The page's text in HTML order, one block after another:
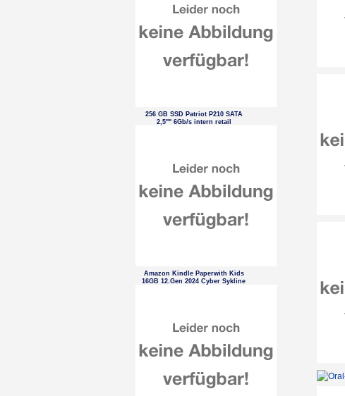
256 GB SSD Patriot P210 SATA
2,5"" 6Gb/s intern retail
Amazon Kindle Paperwith Kids
16GB 12.Gen 2024 Cyber Sykline